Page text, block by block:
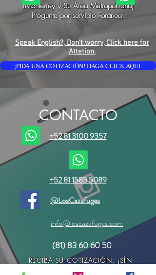
(Monterrey y Su Área Metropolitana)
Pregunte por servicio Foráneo.
Speak English?, Don't worry, Click here for
Attetion.
¡PIDA UNA COTIZACIÓN! HAGA CLICK AQUÍ.
CONTACTO
+52 81 3100 9357
+52 81 1585 5089
@LosCazafugas
info@loscazafugas.com
(81) 83 60 60 50
RECIBA SU COTIZACIÓN, ¡SÍN